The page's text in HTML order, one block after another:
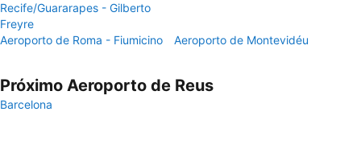
Recife/Guararapes - Gilberto
Freyre
Aeroporto de Roma - Fiumicino Aeroporto de Montevidéu
Próximo Aeroporto de Reus
Barcelona